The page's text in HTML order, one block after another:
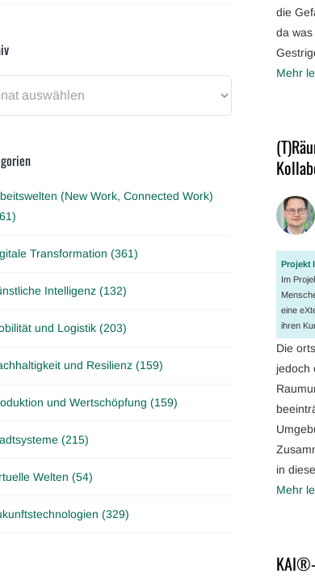
die
da
Mehr
Projekt
Im
eine
ihren
Die
jedoch
in
Mehr
(New Work, Connected Work)
Transformation (361)
Intelligenz (132)
und Logistik (203)
und Resilienz (159)
und Wertschöpfung (159)
(215)
Welten (54)
(329)